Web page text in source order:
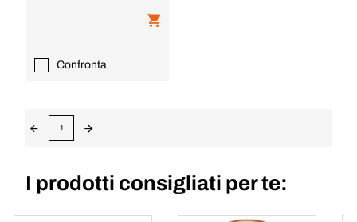
Confronta
1
I prodotti consigliati per te: